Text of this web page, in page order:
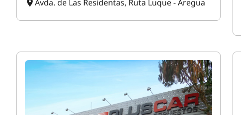
Avda. de Las Residentas, Ruta Luque - Aregua